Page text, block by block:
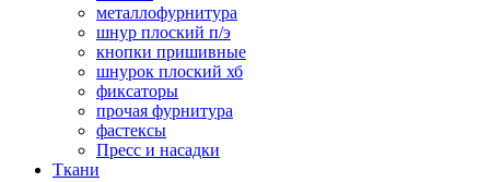
металлофурнитура
шнур плоский п/э
кнопки пришивные
шнурок плоский хб
фиксаторы
прочая фурнитура
фастексы
Пресс и насадки
Ткани